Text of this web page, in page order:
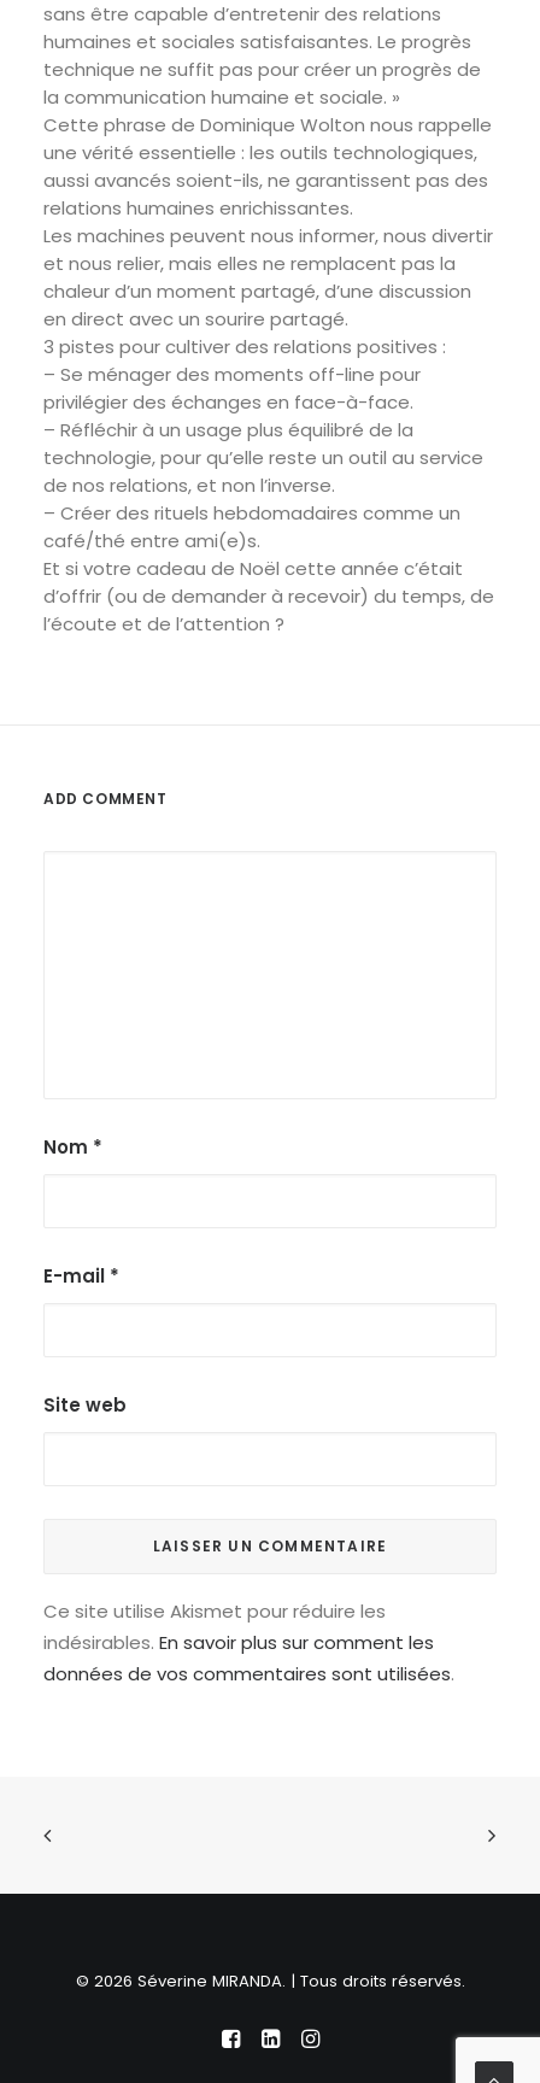
sans être capable d’entretenir des relations
humaines et sociales satisfaisantes. Le progrès
technique ne suffit pas pour créer un progrès de
la communication humaine et sociale. »
Cette phrase de Dominique Wolton nous rappelle
une vérité essentielle : les outils technologiques,
aussi avancés soient-ils, ne garantissent pas des
relations humaines enrichissantes.
Les machines peuvent nous informer, nous divertir
et nous relier, mais elles ne remplacent pas la
chaleur d’un moment partagé, d’une discussion
en direct avec un sourire partagé.
3 pistes pour cultiver des relations positives :
– Se ménager des moments off-line pour
privilégier des échanges en face-à-face.
– Réfléchir à un usage plus équilibré de la
technologie, pour qu’elle reste un outil au service
de nos relations, et non l’inverse.
– Créer des rituels hebdomadaires comme un
café/thé entre ami(e)s.
Et si votre cadeau de Noël cette année c’était
d’offrir (ou de demander à recevoir) du temps, de
l’écoute et de l’attention ?
ADD COMMENT
Nom *
E-mail *
Site web
Ce site utilise Akismet pour réduire les
indésirables. En savoir plus sur comment les
données de vos commentaires sont utilisées.
© 2026 Séverine MIRANDA. | Tous droits réservés.